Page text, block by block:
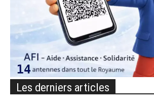
Les derniers articles